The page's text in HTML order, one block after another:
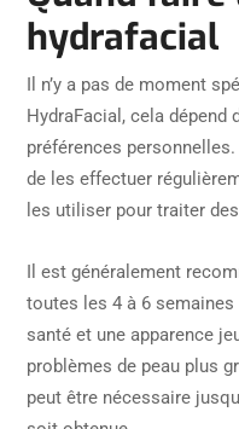
hydrafacial
Il n’y a pas de moment
HydraFacial, cela dépend
préférences
de les effectuer
les utiliser pour traiter
Il est généralement
toutes les 4 à 6
santé et une apparence
problèmes de peau plus
peut être nécessaire